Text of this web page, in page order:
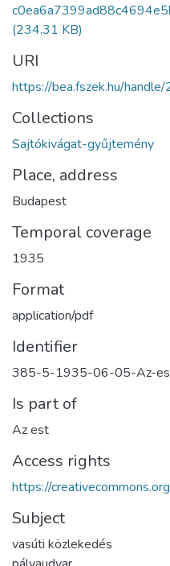
(234.31 KB)
URI
https://bea.fszek.hu/
Collections
Sajtókivágat-gyűjtemény
Place, address
Budapest
Temporal coverage
1935
Format
application/pdf
Identifier
385-5-1935-06-05-Az-
Is part of
Az est
Access rights
https://
Subject
vasúti közlekedés